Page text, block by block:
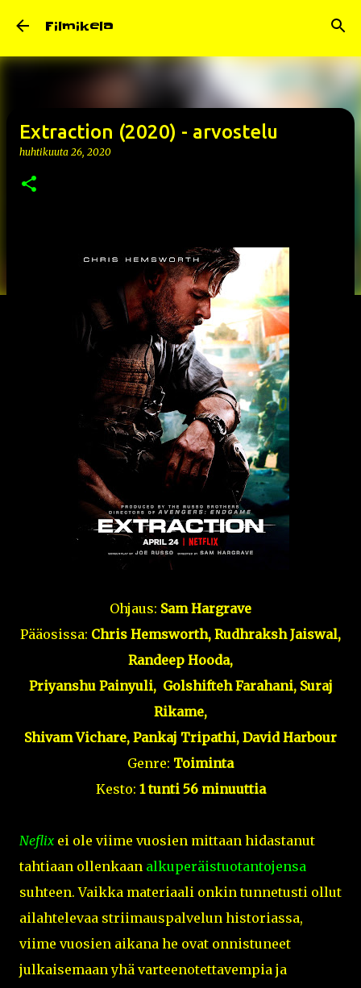
Filmikela
Extraction (2020) - arvostelu
huhtikuuta 26, 2020
Ohjaus: Sam Hargrave
Pääosissa: Chris Hemsworth, Rudhraksh Jaiswal,
Randeep Hooda,
Priyanshu Painyuli, Golshifteh Farahani, Suraj
Rikame,
Shivam Vichare, Pankaj Tripathi, David Harbour
Genre: Toiminta
Kesto: 1 tunti 56 minuuttia
Neflix ei ole viime vuosien mittaan hidastanut
tahtiaan ollenkaan alkuperäistuotantojensa
suhteen. Vaikka materiaali onkin tunnetusti ollut
ailahtelevaa striimauspalvelun historiassa,
viime vuosien aikana he ovat onnistuneet
julkaisemaan yhä varteenotettavempia ja